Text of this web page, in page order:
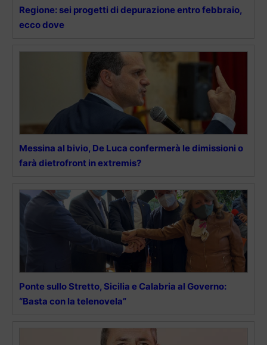
Regione: sei progetti di depurazione entro febbraio,
ecco dove
Messina al bivio, De Luca confermerà le dimissioni o
farà dietrofront in extremis?
Ponte sullo Stretto, Sicilia e Calabria al Governo:
“Basta con la telenovela”